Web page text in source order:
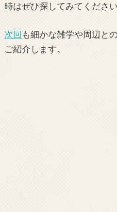
時はぜひ探してみてください
次回 も細かな雑学や周辺と
ご紹介します。